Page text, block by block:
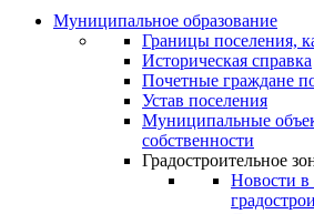
Муниципальное образование
Границы поселения,
Историческая справка
Почетные граждане
Устав поселения
Муниципальные
собственности
Градостроительное
Новости в